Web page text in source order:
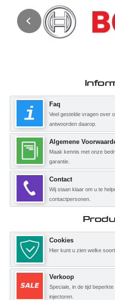
Faq
Veel gestelde vragen over
antwoorden daarop.
Algemene
Maak kennis met onze
garantie.
Contact
Wij staan klaar om u te
contactpersonen.
Cookies
Hier kunt u zien welke
Verkoop
Speciale, in de tijd
injectoren.